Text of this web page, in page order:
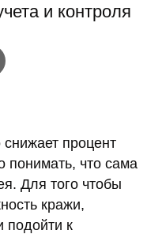
и контроля
снижает процент
понимать, что сама
Для того чтобы
кражи,
подойти к